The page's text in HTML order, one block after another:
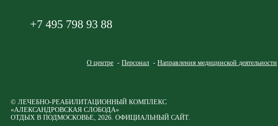
+7 495 798 93 88
О центре Персонал Направления медицинской деятельности
© ЛЕЧЕБНО-РЕАБИЛИТАЦИОННЫЙ КОМПЛЕКС
«АЛЕКСАНДРОВСКАЯ СЛОБОДА»
ОТДЫХ В ПОДМОСКОВЬЕ, 2026. ОФИЦИАЛЬНЫЙ САЙТ.